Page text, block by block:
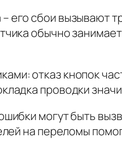
сбои вызывают
обычно
отказ кнопок
проводки
могут быть
на переломы